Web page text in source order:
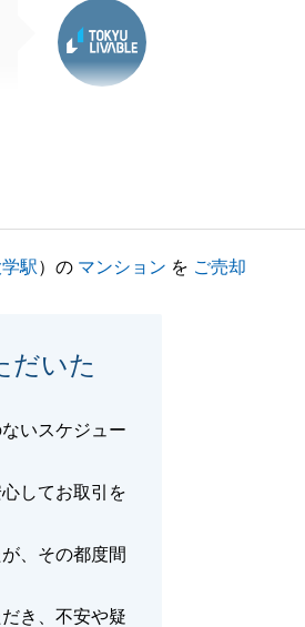
駅）の マンション を ご売却
だいた
いスケジュー
してお取引を
、その都度間
き、不安や疑